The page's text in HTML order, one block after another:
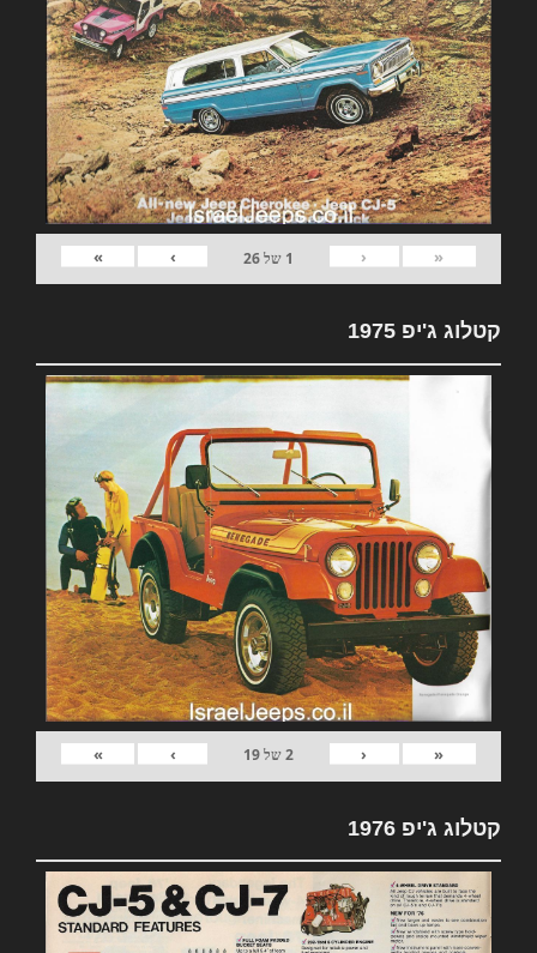
«
‹
1 של26
›
»
קטלוג ג'יפ 1975
«
‹
2של19
›
»
קטלוג ג'יפ 1976